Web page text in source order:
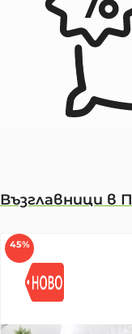
Възглавници в
45%